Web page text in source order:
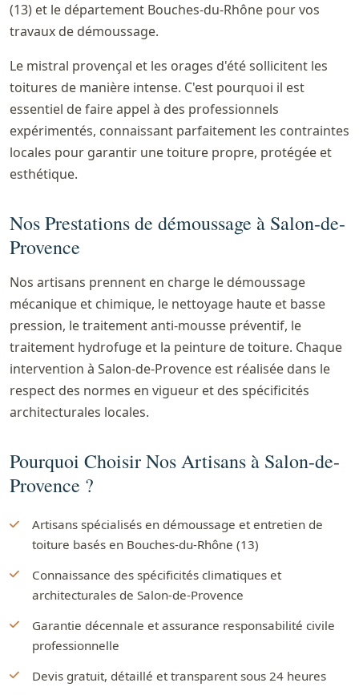
(13) et le département Bouches-du-Rhône pour vos
travaux de démoussage.
Le mistral provençal et les orages d'été sollicitent les
toitures de manière intense. C'est pourquoi il est
essentiel de faire appel à des professionnels
expérimentés, connaissant parfaitement les contraintes
locales pour garantir une toiture propre, protégée et
esthétique.
Nos Prestations de démoussage à Salon-de-
Provence
Nos artisans prennent en charge le démoussage
mécanique et chimique, le nettoyage haute et basse
pression, le traitement anti-mousse préventif, le
traitement hydrofuge et la peinture de toiture. Chaque
intervention à Salon-de-Provence est réalisée dans le
respect des normes en vigueur et des spécificités
architecturales locales.
Pourquoi Choisir Nos Artisans à Salon-de-
Provence ?
Artisans spécialisés en démoussage et entretien de
toiture basés en Bouches-du-Rhône (13)
Connaissance des spécificités climatiques et
architecturales de Salon-de-Provence
Garantie décennale et assurance responsabilité civile
professionnelle
Devis gratuit, détaillé et transparent sous 24 heures